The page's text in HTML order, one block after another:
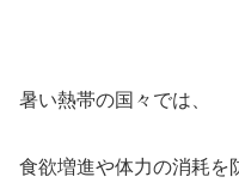
暑い熱帯の国々では、
食欲増進や体力の消耗を